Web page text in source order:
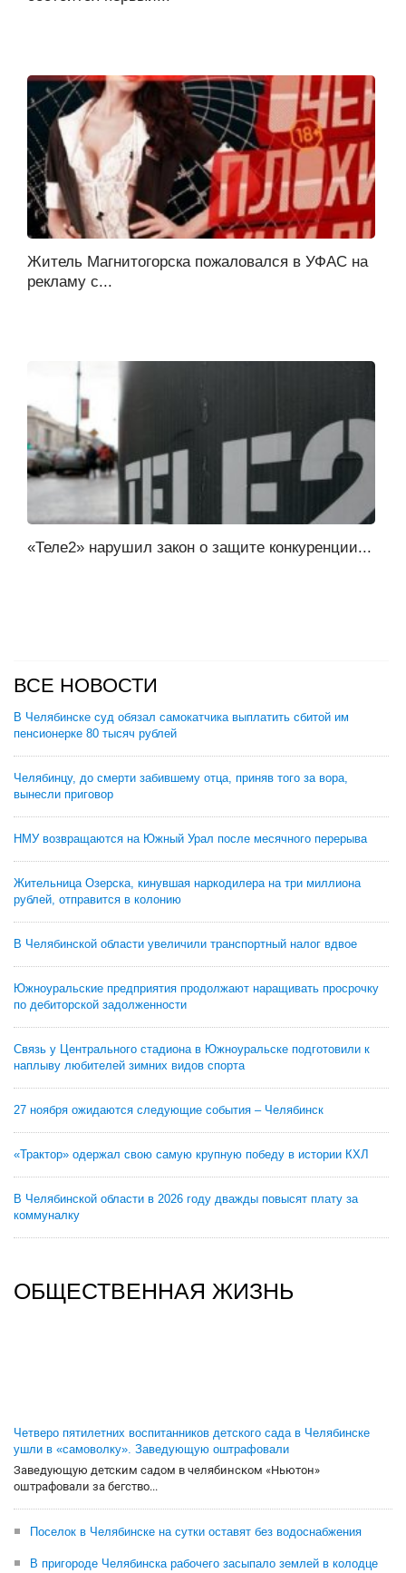
Житель Магнитогорска пожаловался в УФАС на
рекламу с...
«Теле2» нарушил закон о защите конкуренции...
ВСЕ НОВОСТИ
В Челябинске суд обязал самокатчика выплатить сбитой им
пенсионерке 80 тысяч рублей
Челябинцу, до смерти забившему отца, приняв того за вора,
вынесли приговор
НМУ возвращаются на Южный Урал после месячного перерыва
Жительница Озерска, кинувшая наркодилера на три миллиона
рублей, отправится в колонию
В Челябинской области увеличили транспортный налог вдвое
Южноуральские предприятия продолжают наращивать просрочку
по дебиторской задолженности
Связь у Центрального стадиона в Южноуральске подготовили к
наплыву любителей зимних видов спорта
27 ноября ожидаются следующие события – Челябинск
«Трактор» одержал свою самую крупную победу в истории КХЛ
В Челябинской области в 2026 году дважды повысят плату за
коммуналку
ОБЩЕСТВЕННАЯ ЖИЗНЬ
Четверо пятилетних воспитанников детского сада в Челябинске
ушли в «самоволку». Заведующую оштрафовали
Заведующую детским садом в челябинском «Ньютон»
оштрафовали за бегство...
Поселок в Челябинске на сутки оставят без водоснабжения
В пригороде Челябинска рабочего засыпало землей в колодце